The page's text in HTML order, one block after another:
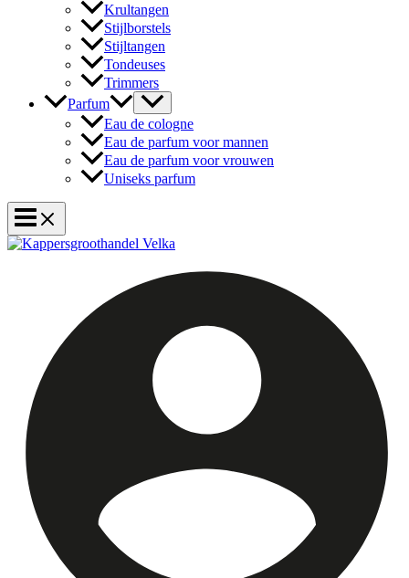
Krultangen
Stijlborstels
Stijltangen
Tondeuses
Trimmers
Parfum
Eau de cologne
Eau de parfum voor mannen
Eau de parfum voor vrouwen
Uniseks parfum